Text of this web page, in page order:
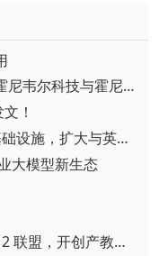
▪ 霍尼韦尔发布分拆后全新品牌：霍尼韦尔科技与霍尼韦尔航空航天
！
▪ ABB通过集成DSX Blueprint AI基础设施，扩大与英伟达的合作
大模型新生态
▪ 重磅官宣！汇川技术联合发起 D12 联盟，开创产教融合新范式